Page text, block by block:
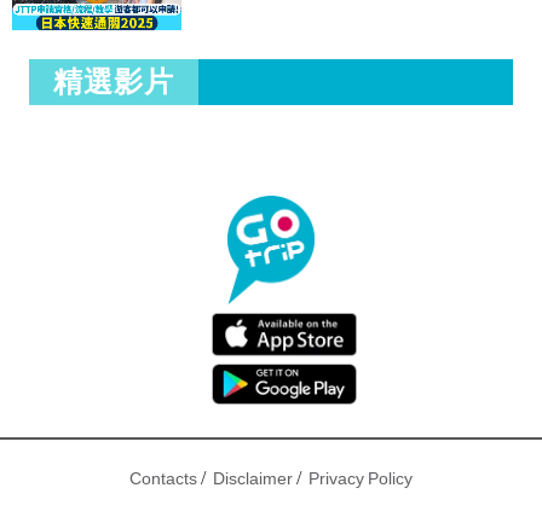
精選影片
Contacts/ Disclaimer/ Privacy Policy